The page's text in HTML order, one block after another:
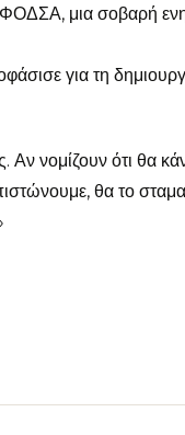
μια σοβαρή
για τη
νομίζουν ότι θα
θα το